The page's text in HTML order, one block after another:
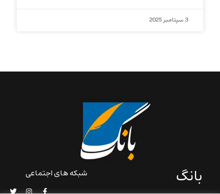
3 سپتامبر 2025
بانگ شبکه های اجتماعی